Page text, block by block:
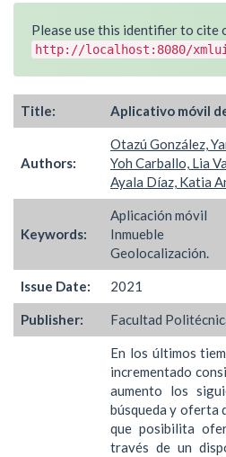
Please use this identifier to cite
http://localhost:8080/
Title: Aplicativo móvil
Authors:
Otazú González,
Yoh Carballo, Lia
Ayala Díaz, Katia
Keywords:
Aplicación móvil
Inmueble
Geolocalización.
Issue Date: 2021
Publisher: Facultad
En los últimos
incrementado
aumento los
búsqueda y oferta
que posibilita
través de un